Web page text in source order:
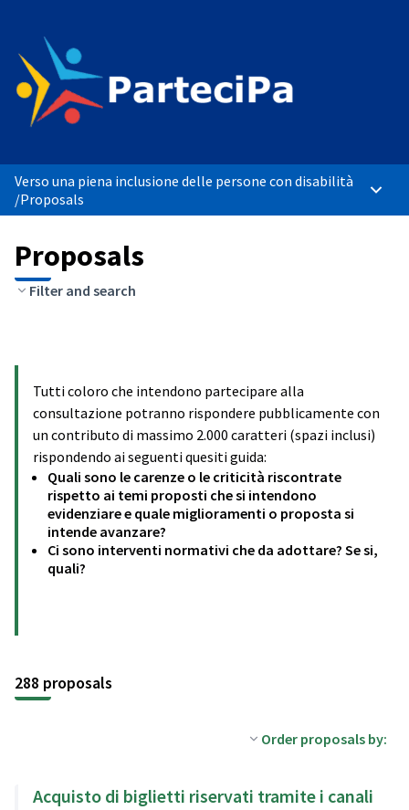
Verso una piena inclusione delle persone con disabilità
/Proposals Main
Proposals
Filter and search
Tutti coloro che intendono partecipare alla
consultazione potranno rispondere pubblicamente con
un contributo di massimo 2.000 caratteri (spazi inclusi)
rispondendo ai seguenti quesiti guida:
Quali sono le carenze o le criticità riscontrate
rispetto ai temi proposti che si intendono
evidenziare e quale miglioramenti o proposta si
intende avanzare?
Ci sono interventi normativi che da adottare? Se si,
quali?
288 proposals
Order proposals by:
Acquisto di biglietti riservati tramite i canali